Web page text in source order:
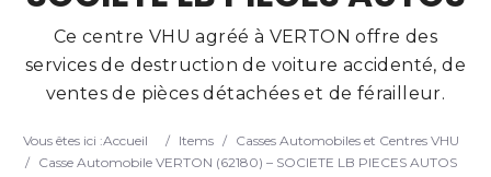
Search
Ce centre VHU agréé à VERTON offre des
services de destruction de voiture accidenté, de
ventes de pièces détachées et de férailleur.
Vous êtes ici :Accueil / Items / Casses Automobiles et Centres VHU
/ Casse Automobile VERTON (62180) – SOCIETE LB PIECES AUTOS